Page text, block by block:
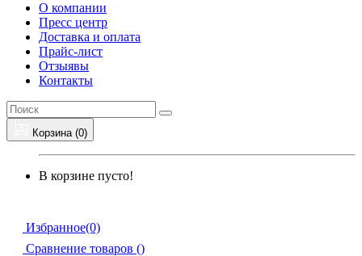
О компании
Пресс центр
Доставка и оплата
Прайс-лист
Отзыявы
Контакты
Корзина (0)
В корзине пусто!
Избранное(0)
Сравнение товаров ()